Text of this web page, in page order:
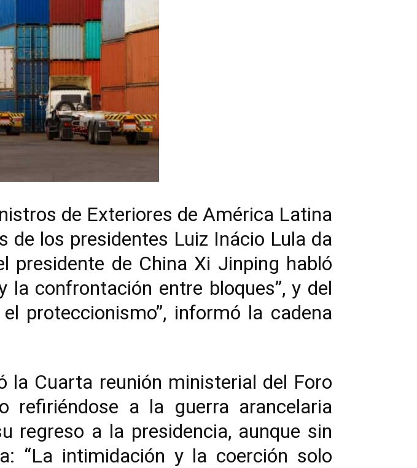
de Exteriores de América Latina
de los presidentes Luiz Inácio Lula da
presidente de China Xi Jinping habló
confrontación entre bloques”, y del
proteccionismo”, informó la cadena
la Cuarta reunión ministerial del Foro
refiriéndose a la guerra arancelaria
regreso a la presidencia, aunque sin
“La intimidación y la coerción solo